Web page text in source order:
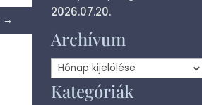
→
2026.07.20.
Archívum
Archívum
Kategóriák